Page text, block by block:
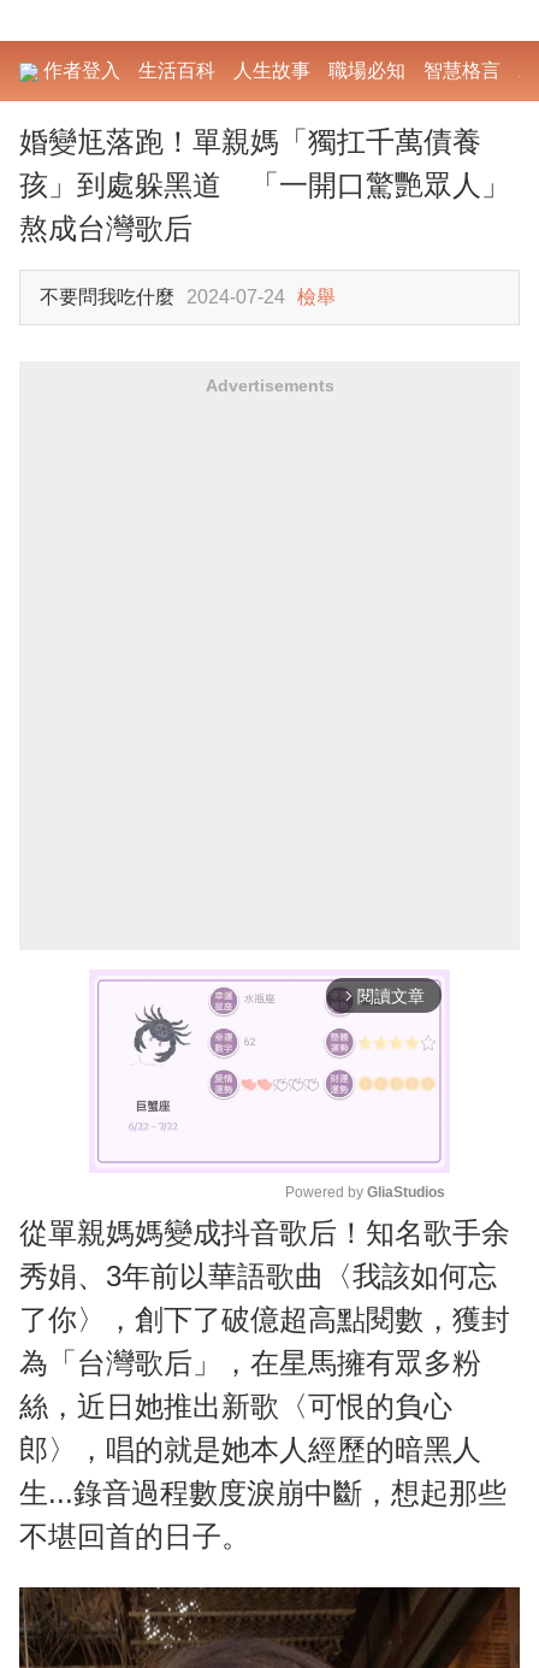
作者登入 生活百科 人生故事 職場必知 智慧格言
婚變尪落跑！單親媽「獨扛千萬債養
孩」到處躲黑道 「一開口驚艷眾人」
熬成台灣歌后
不要問我吃什麼 2024-07-24 檢舉
Advertisements
arrow_forward_ios 閱讀文章
M
u
t
e
Powered by GliaStudios
從單親媽媽變成抖音歌后！知名歌手余
秀娟、3年前以華語歌曲〈我該如何忘
了你〉，創下了破億超高點閱數，獲封
為「台灣歌后」，在星馬擁有眾多粉
絲，近日她推出新歌〈可恨的負心
郎〉，唱的就是她本人經歷的暗黑人
生...錄音過程數度淚崩中斷，想起那些
不堪回首的日子。